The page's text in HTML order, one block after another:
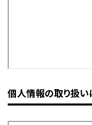
個人情報の取り扱い